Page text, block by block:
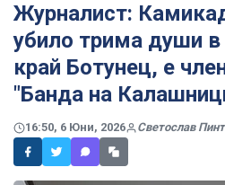
Журналист:
убило трима души в
край Ботунец, е
"Банда на
16:50, 6 Юни, 2026 Светослав